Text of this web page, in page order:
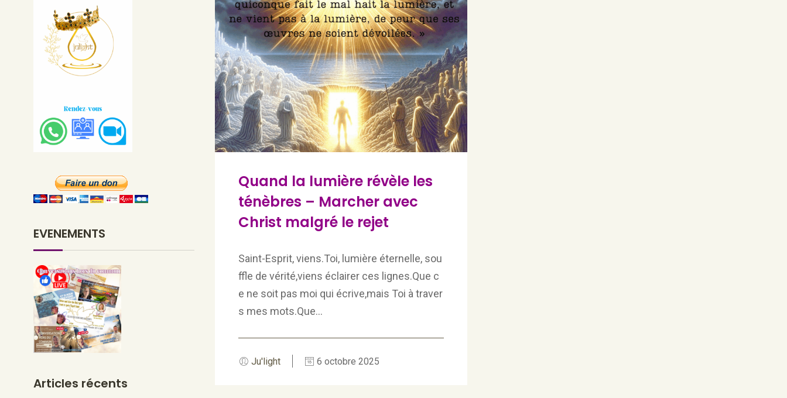
Quand la lumière révèle les
ténèbres – Marcher avec
Christ malgré le rejet
Saint-Esprit, viens.Toi, lumière éternelle, sou
ffle de vérité,viens éclairer ces lignes.Que c
e ne soit pas moi qui écrive,mais Toi à traver
s mes mots.Que...
Ju'light 6 octobre 2025
EVENEMENTS
Articles récents